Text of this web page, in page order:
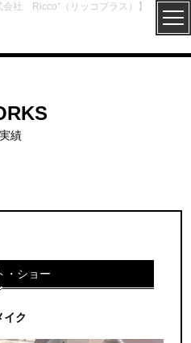
社 Ricco⁺（リッコプラス）】
実績
・ショー
ク